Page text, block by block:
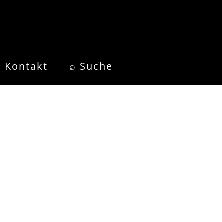
Kontakt ⌕ Suche